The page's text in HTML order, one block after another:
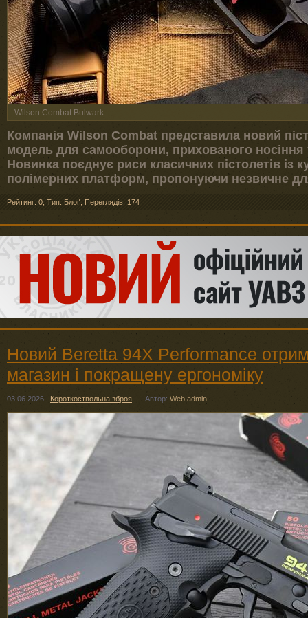
Wilson Combat Bulwark
Компанія Wilson Combat представила новий
модель для самооборони, прихованого
Новинка поєднує риси класичних пістолетів із
полімерних платформ, пропонуючи незвичне
Рейтинг: 0 Тип: Блоґ Переглядів: 174
Новий Beretta 94X Performance
магазин і покращену ергономіку
03.06.2026 | Короткоствольна зброя | Автор: Web admin